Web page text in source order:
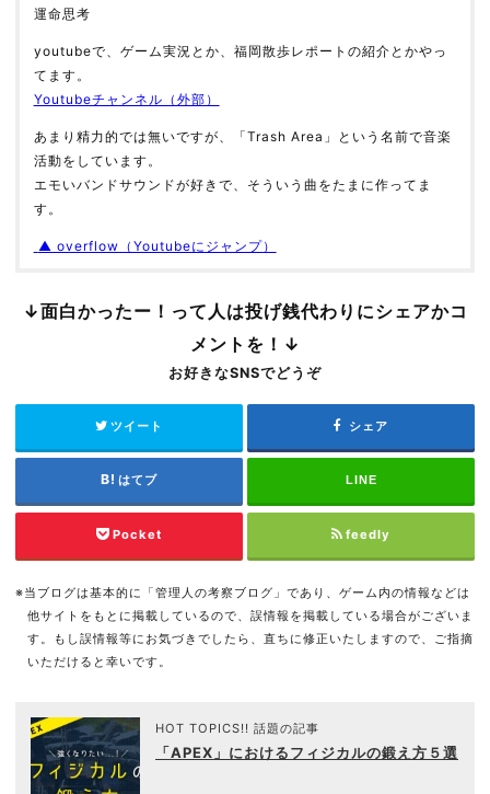
運命思考
youtubeで、ゲーム実況とか、福岡散歩レポートの紹介とかやっ
てます。
Youtubeチャンネル（外部）
あまり精力的では無いですが、「Trash Area」という名前で音楽
活動をしています。
エモいバンドサウンドが好きで、そういう曲をたまに作ってま
す。
▲ overflow（Youtubeにジャンプ）
↓面白かったー！って人は投げ銭代わりにシェアかコ
メントを！↓
お好きなSNSでどうぞ
ツイート シェア
はてブ LINE
Pocket feedly
※当ブログは基本的に「管理人の考察ブログ」であり、ゲーム内の情報などは
他サイトをもとに掲載しているので、誤情報を掲載している場合がございま
す。もし誤情報等にお気づきでしたら、直ちに修正いたしますので、ご指摘
いただけると幸いです。
HOT TOPICS!! 話題の記事
「APEX」におけるフィジカルの鍛え方５選